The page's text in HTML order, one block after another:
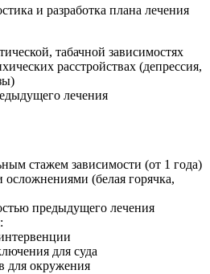
и разработка плана лечения
табачной зависимостях
расстройствах (депрессия,
лечения
стажем зависимости (от 1 года)
(белая горячка,
предыдущего лечения
для суда
для окружения